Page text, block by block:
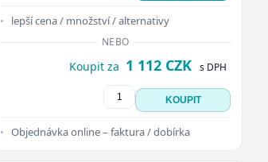
lepší cena / množství / alternativy
NEBO
Koupit za 1 112 CZK s DPH
KOUPIT
Objednávka online – faktura / dobírka